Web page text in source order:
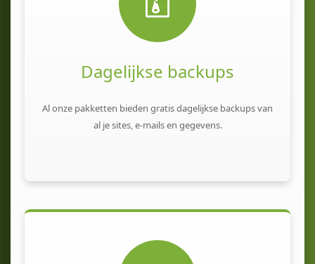
Dagelijkse backups
Al onze pakketten bieden gratis dagelijkse backups van
al je sites, e-mails en gegevens.